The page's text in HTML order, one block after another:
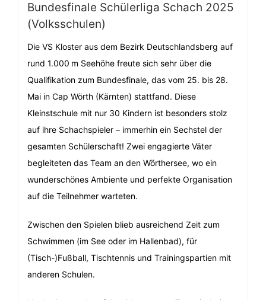
Bundesfinale Schülerliga Schach 2025
(Volksschulen)
Die VS Kloster aus dem Bezirk Deutschlandsberg auf
rund 1.000 m Seehöhe freute sich sehr über die
Qualifikation zum Bundesfinale, das vom 25. bis 28.
Mai in Cap Wörth (Kärnten) stattfand. Diese
Kleinstschule mit nur 30 Kindern ist besonders stolz
auf ihre Schachspieler – immerhin ein Sechstel der
gesamten Schülerschaft! Zwei engagierte Väter
begleiteten das Team an den Wörthersee, wo ein
wunderschönes Ambiente und perfekte Organisation
auf die Teilnehmer warteten.
Zwischen den Spielen blieb ausreichend Zeit zum
Schwimmen (im See oder im Hallenbad), für
(Tisch-)Fußball, Tischtennis und Trainingspartien mit
anderen Schulen.